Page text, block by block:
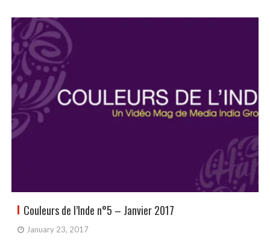
Couleurs de l’Inde n°5 – Janvier 2017
January 23, 2017